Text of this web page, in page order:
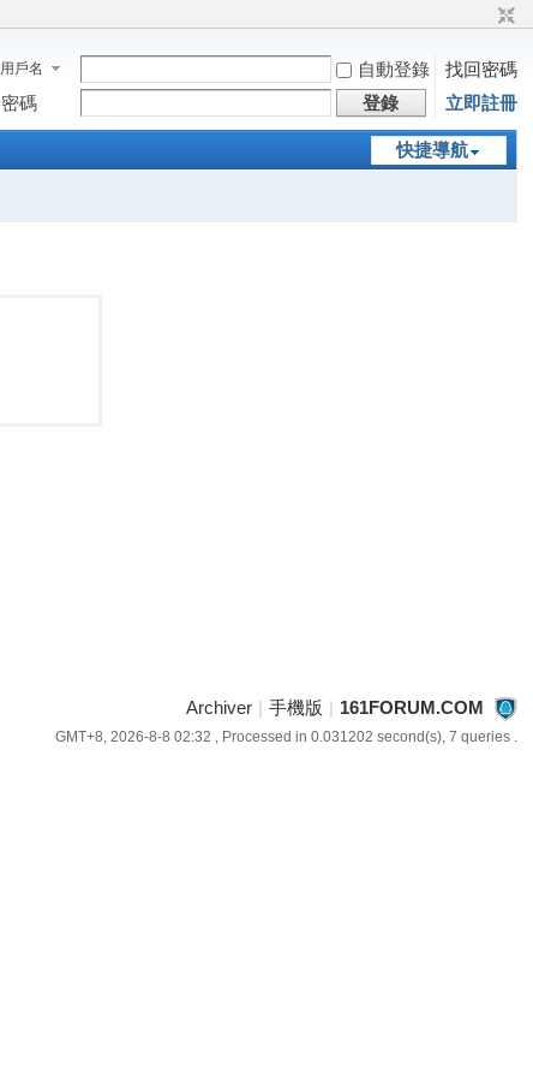
用戶名 自動登錄
找回密碼
密碼
登錄 立即註冊
快捷導航
Archiver | 手機版 | 161FORUM.COM
GMT+8, 2026-8-8 02:32 , Processed in 0.031202 second(s), 7 queries .